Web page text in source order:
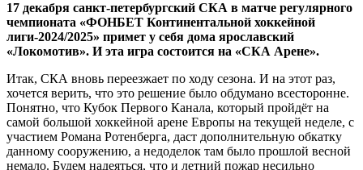
17 декабря санкт-петербургский СКА в матче регулярного
чемпионата «ФОНБЕТ Континентальной хоккейной
лиги-2024/2025» примет у себя дома ярославский
«Локомотив». И эта игра состоится на «СКА Арене».
Итак, СКА вновь переезжает по ходу сезона. И на этот раз,
хочется верить, что это решение было обдумано всесторонне.
Понятно, что Кубок Первого Канала, который пройдёт на
самой большой хоккейной арене Европы на текущей неделе, с
участием Романа Ротенберга, даст дополнительную обкатку
данному сооружению, а недоделок там было прошлой весной
немало. Будем надеяться, что и летний пожар несильно